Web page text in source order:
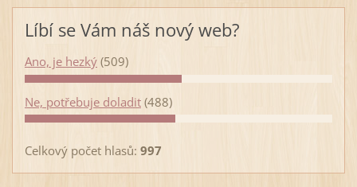
Líbí se Vám náš nový web?
Ano, je hezký (509)
Ne, potřebuje doladit (488)
Celkový počet hlasů: 997